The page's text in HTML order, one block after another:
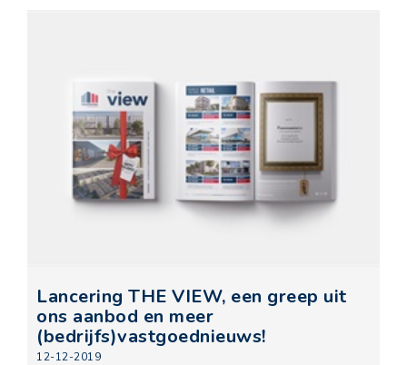
Lancering THE VIEW, een greep uit
ons aanbod en meer
(bedrijfs)vastgoednieuws!
12-12-2019